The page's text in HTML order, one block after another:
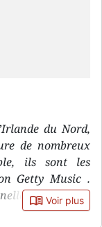
du Nord,
de nombreux
ils sont les
Getty Music .
book_open Voir plus